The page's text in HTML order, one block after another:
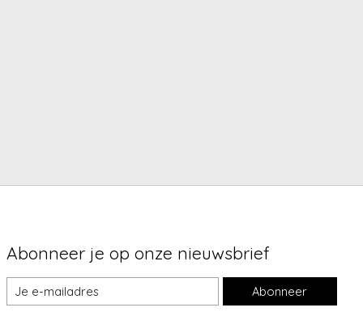
Abonneer je op onze nieuwsbrief
Abonneer